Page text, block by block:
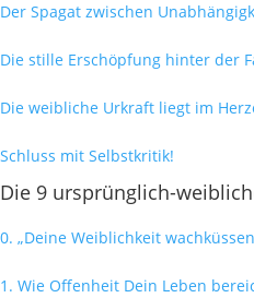
Der Spagat zwischen
Die stille Erschöpfung hinter der
Die weibliche Urkraft liegt im
Schluss mit Selbstkritik!
Die 9 ursprünglich-
0. „Deine Weiblichkeit
1. Wie Offenheit Dein Leben